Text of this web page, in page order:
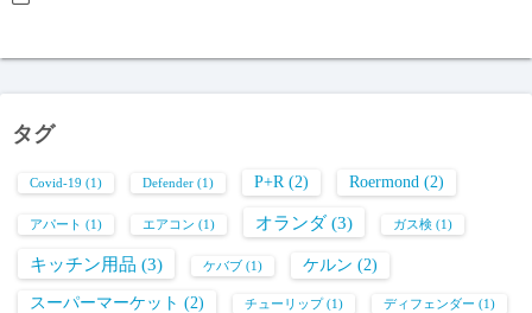
タグ
Covid-19 (1) Defender (1) P+R(2) Roermond (2)
アパート (1) エアコン (1) オランダ(3) ガス検 (1)
キッチン用品 (3) ケバブ (1) ケルン (2)
スーパーマーケット (2) チューリップ(1) ディフェンダー (1)